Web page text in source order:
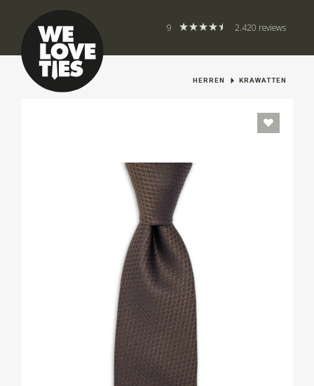
9 2.420 reviews
HERREN KRAWATTEN